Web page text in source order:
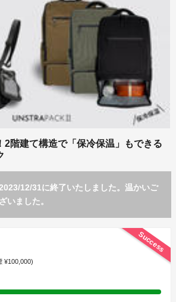
2階建て構造で「保冷保温」もできる
12/31に終了いたしました。温かいご
いました。
Success
¥100,000)